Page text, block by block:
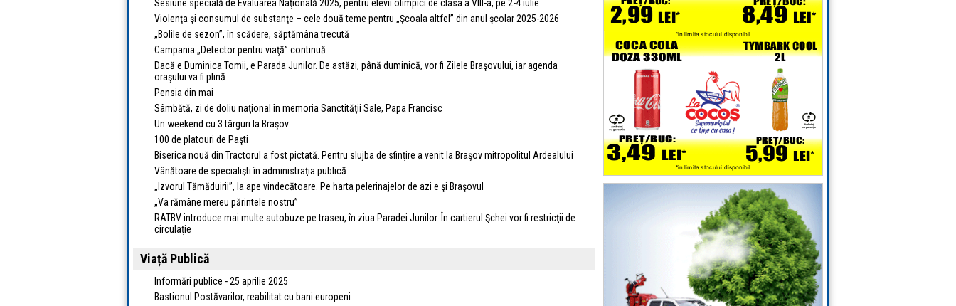
Sesiune specială de Evaluarea Naţională 2025, pentru elevii olimpici de clasa a VIII-a, pe 2-4 iulie
Violenţa şi consumul de substanţe – cele două teme pentru „Şcoala altfel” din anul şcolar 2025-2026
„Bolile de sezon”, în scădere, săptămâna trecută
Campania „Detector pentru viaţă” continuă
Dacă e Duminica Tomii, e Parada Junilor. De astăzi, până duminică, vor fi Zilele Braşovului, iar agenda
oraşului va fi plină
Pensia din mai
Sâmbătă, zi de doliu naţional în memoria Sanctităţii Sale, Papa Francisc
Un weekend cu 3 târguri la Braşov
100 de platouri de Paşti
Biserica nouă din Tractorul a fost pictată. Pentru slujba de sfinţire a venit la Braşov mitropolitul Ardealului
Vânătoare de specialişti în administraţia publică
„Izvorul Tămăduirii”, la ape vindecătoare. Pe harta pelerinajelor de azi e şi Braşovul
„Va rămâne mereu părintele nostru”
RATBV introduce mai multe autobuze pe traseu, în ziua Paradei Junilor. În cartierul Şchei vor fi restricţii de
circulaţie
Viață Publică
Informări publice - 25 aprilie 2025
Bastionul Postăvarilor, reabilitat cu bani europeni